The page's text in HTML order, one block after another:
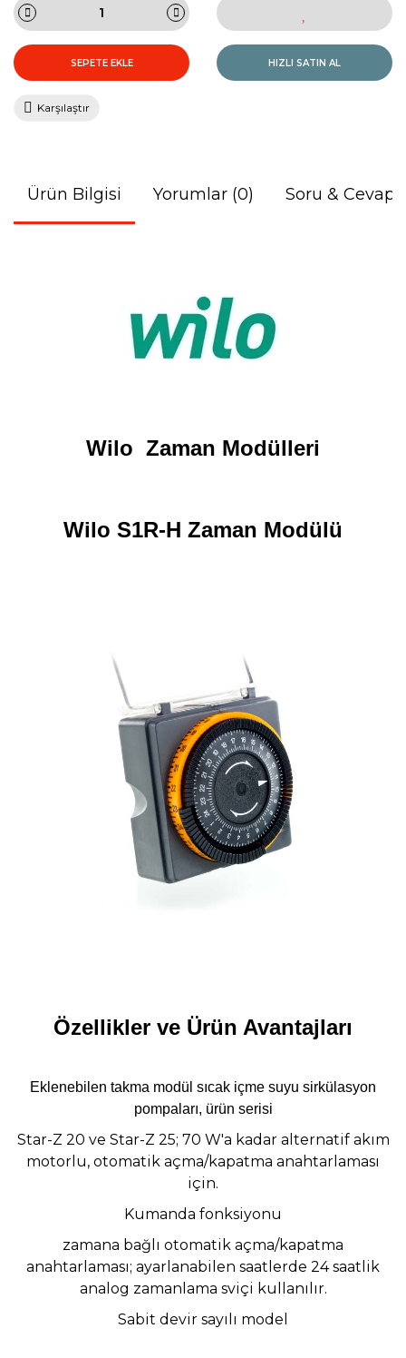
SEPETE EKLE HIZLI SATIN AL
Karşılaştır
Ürün Bilgisi Yorumlar (0) Soru & Cevap
Wilo Zaman Modülleri
Wilo S1R-H Zaman Modülü
Özellikler ve Ürün Avantajları
Eklenebilen takma modül sıcak içme suyu sirkülasyon
pompaları, ürün serisi
Star-Z 20 ve Star-Z 25; 70 W'a kadar alternatif akım
motorlu, otomatik açma/kapatma anahtarlaması
için.
Kumanda fonksiyonu
zamana bağlı otomatik açma/kapatma
anahtarlaması; ayarlanabilen saatlerde 24 saatlik
analog zamanlama sviçi kullanılır.
Sabit devir sayılı model